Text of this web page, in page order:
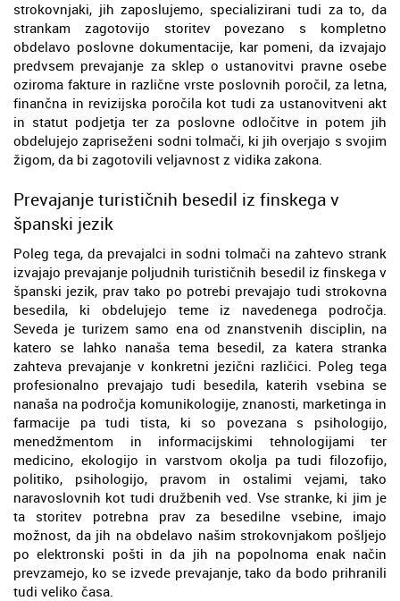
strokovnjaki, jih zaposlujemo, specializirani tudi za to, da
strankam zagotovijo storitev povezano s kompletno
obdelavo poslovne dokumentacije, kar pomeni, da izvajajo
predvsem prevajanje za sklep o ustanovitvi pravne osebe
oziroma fakture in različne vrste poslovnih poročil, za letna,
finančna in revizijska poročila kot tudi za ustanovitveni akt
in statut podjetja ter za poslovne odločitve in potem jih
obdelujejo zapriseženi sodni tolmači, ki jih overjajo s svojim
žigom, da bi zagotovili veljavnost z vidika zakona.
Prevajanje turističnih besedil iz finskega v
španski jezik
Poleg tega, da prevajalci in sodni tolmači na zahtevo strank
izvajajo prevajanje poljudnih turističnih besedil iz finskega v
španski jezik, prav tako po potrebi prevajajo tudi strokovna
besedila, ki obdelujejo teme iz navedenega področja.
Seveda je turizem samo ena od znanstvenih disciplin, na
katero se lahko nanaša tema besedil, za katera stranka
zahteva prevajanje v konkretni jezični različici. Poleg tega
profesionalno prevajajo tudi besedila, katerih vsebina se
nanaša na področja komunikologije, znanosti, marketinga in
farmacije pa tudi tista, ki so povezana s psihologijo,
menedžmentom in informacijskimi tehnologijami ter
medicino, ekologijo in varstvom okolja pa tudi filozofijo,
politiko, psihologijo, pravom in ostalimi vejami, tako
naravoslovnih kot tudi družbenih ved. Vse stranke, ki jim je
ta storitev potrebna prav za besedilne vsebine, imajo
možnost, da jih na obdelavo našim strokovnjakom pošljejo
po elektronski pošti in da jih na popolnoma enak način
prevzamejo, ko se izvede prevajanje, tako da bodo prihranili
tudi veliko časa.